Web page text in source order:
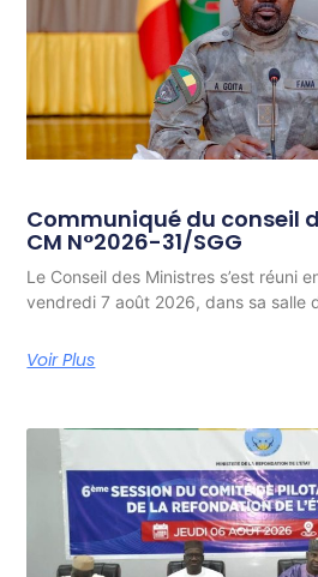
Communiqué du conseil
CM N°2026-31/SGG
Le Conseil des Ministres s’est réuni
vendredi 7 août 2026, dans sa salle
Voir Plus